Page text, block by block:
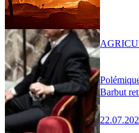
Barbut